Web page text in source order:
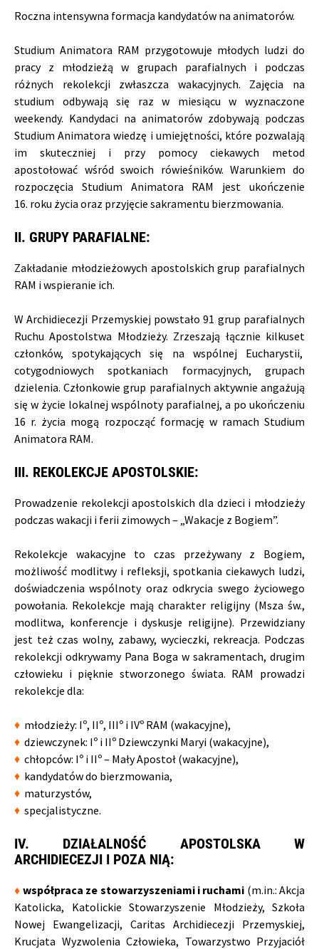
Roczna intensywna formacja kandydatów na animatorów.
Studium Animatora RAM przygotowuje młodych ludzi do
pracy z młodzieżą w grupach parafialnych i podczas
różnych rekolekcji zwłaszcza wakacyjnych. Zajęcia na
studium odbywają się raz w miesiącu w wyznaczone
weekendy. Kandydaci na animatorów zdobywają podczas
Studium Animatora wiedzę i umiejętności, które pozwalają
im skuteczniej i przy pomocy ciekawych metod
apostołować wśród swoich rówieśników. Warunkiem do
rozpoczęcia Studium Animatora RAM jest ukończenie
16. roku życia oraz przyjęcie sakramentu bierzmowania.
II. GRUPY PARAFIALNE:
Zakładanie młodzieżowych apostolskich grup parafialnych
RAM i wspieranie ich.
W Archidiecezji Przemyskiej powstało 91 grup parafialnych
Ruchu Apostolstwa Młodzieży. Zrzeszają łącznie kilkuset
członków, spotykających się na wspólnej Eucharystii,
cotygodniowych spotkaniach formacyjnych, grupach
dzielenia. Członkowie grup parafialnych aktywnie angażują
się w życie lokalnej wspólnoty parafialnej, a po ukończeniu
16 r. życia mogą rozpocząć formację w ramach Studium
Animatora RAM.
III. REKOLEKCJE APOSTOLSKIE:
Prowadzenie rekolekcji apostolskich dla dzieci i młodzieży
podczas wakacji i ferii zimowych – „Wakacje z Bogiem”.
Rekolekcje wakacyjne to czas przeżywany z Bogiem,
możliwość modlitwy i refleksji, spotkania ciekawych ludzi,
doświadczenia wspólnoty oraz odkrycia swego życiowego
powołania. Rekolekcje mają charakter religijny (Msza św.,
modlitwa, konferencje i dyskusje religijne). Przewidziany
jest też czas wolny, zabawy, wycieczki, rekreacja. Podczas
rekolekcji odkrywamy Pana Boga w sakramentach, drugim
człowieku i pięknie stworzonego świata. RAM prowadzi
rekolekcje dla:
♦ młodzieży: Iº, IIº, IIIº i IVº RAM (wakacyjne),
♦ dziewczynek: Iº i IIº Dziewczynki Maryi (wakacyjne),
♦ chłopców: Iº i IIº – Mały Apostoł (wakacyjne),
♦ kandydatów do bierzmowania,
♦ maturzystów,
♦ specjalistyczne.
IV. DZIAŁALNOŚĆ APOSTOLSKA W
ARCHIDIECEZJI I POZA NIĄ:
♦ współpraca ze stowarzyszeniami i ruchami (m.in.: Akcja
Katolicka, Katolickie Stowarzyszenie Młodzieży, Szkoła
Nowej Ewangelizacji, Caritas Archidiecezji Przemyskiej,
Krucjata Wyzwolenia Człowieka, Towarzystwo Przyjaciół